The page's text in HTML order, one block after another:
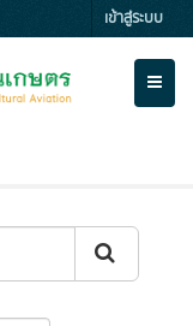
เข้าสู่ระบบ